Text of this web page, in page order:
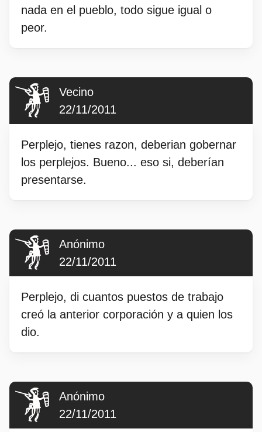
nada en el pueblo, todo sigue igual o
peor.
Vecino
22/11/2011
Perplejo, tienes razon, deberian gobernar
los perplejos. Bueno... eso si, deberían
presentarse.
Anónimo
22/11/2011
Perplejo, di cuantos puestos de trabajo
creó la anterior corporación y a quien los
dio.
Anónimo
22/11/2011